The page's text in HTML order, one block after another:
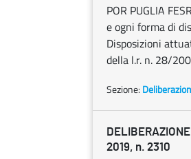
POR PUGLIA
e ogni forma di
Disposizioni
della l.r. n. 28/
Sezione:
2019, n. 2310